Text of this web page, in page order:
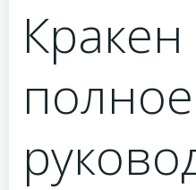
полное